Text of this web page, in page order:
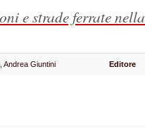
e strade ferrate
Andrea Giuntini Editore